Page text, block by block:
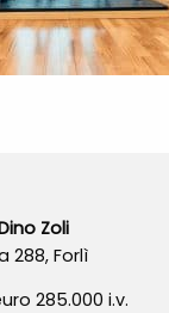
Zoli
288, Forlì
285.000 i.v.